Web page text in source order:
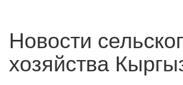
Новости
хозяйства